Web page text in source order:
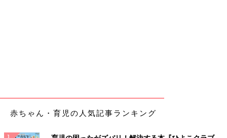
赤ちゃん・育児の人気記事ランキング